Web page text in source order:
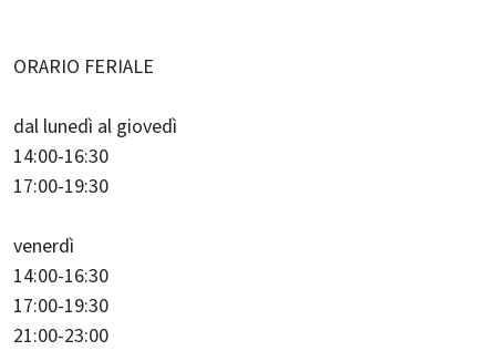
ORARIO FERIALE
dal lunedì al giovedì
14:00-16:30
17:00-19:30
venerdì
14:00-16:30
17:00-19:30
21:00-23:00